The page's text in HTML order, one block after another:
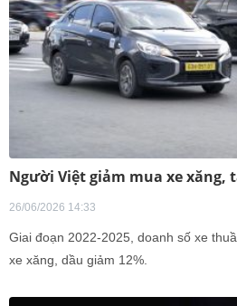
Người Việt giảm mua xe xăng,
26/06/2026 14:33
Giai đoạn 2022-2025, doanh số xe
xe xăng, dầu giảm 12%.